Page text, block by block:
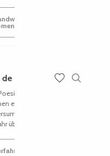
Brauerei
Kerdalo
am Ufer des Jaudy und
einem botanischen und
Gruppenempfang das
über...